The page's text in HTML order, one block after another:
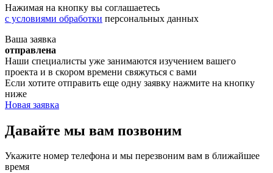
Нажимая на кнопку вы соглашаетесь
с условиями обработки персональных данных
Ваша заявка
отправлена
Наши специалисты уже занимаются изучением вашего
проекта и в скором времени свяжуться с вами
Если хотите отправить еще одну заявку нажмите на кнопку
ниже
Новая заявка
Давайте мы вам позвоним
Укажите номер телефона и мы перезвоним вам в ближайшее
время